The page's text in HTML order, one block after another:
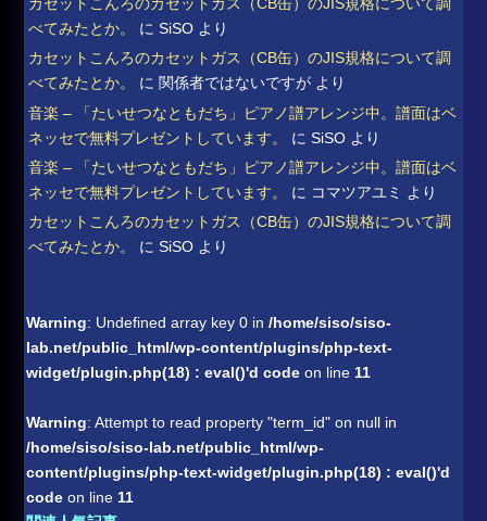
べてみたとか。
にSiSO より
カセットこんろのカセットガス（CB缶）のJIS規格について調
べてみたとか。
に 関係者ではないですが より
音楽 – 「たいせつなともだち」ピアノ譜アレンジ中。譜面はベ
ネッセで無料プレゼントしています。
にSiSO より
音楽 – 「たいせつなともだち」ピアノ譜アレンジ中。譜面はベ
ネッセで無料プレゼントしています。
に コマツアユミ
より
カセットこんろのカセットガス（CB缶）のJIS規格について調
べてみたとか。
にSiSO より
Warning: Undefined array key 0 in/home/siso/siso-
lab.net/public_html/wp-content/plugins/php-text-
widget/plugin.php(18) : eval()'d code on line11
Warning: Attempt to read property "term_id" on null in
/home/siso/siso-lab.net/public_html/wp-
content/plugins/php-text-widget/plugin.php(18) : eval()'d
code on line11